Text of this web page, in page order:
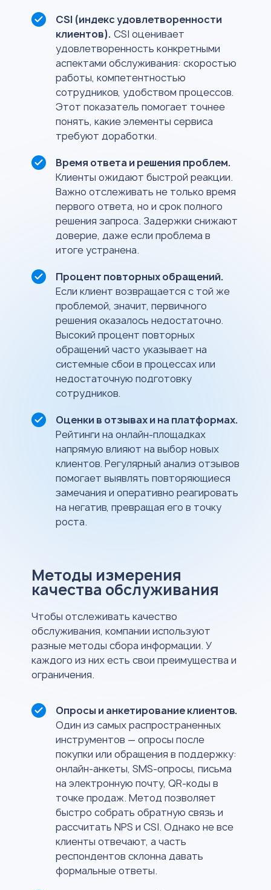
CSI (индекс удовлетворенности
клиентов). CSI оценивает
удовлетворенность конкретными
аспектами обслуживания: скоростью
работы, компетентностью
сотрудников, удобством процессов.
Этот показатель помогает точнее
понять, какие элементы сервиса
требуют доработки.
Время ответа и решения проблем.
Клиенты ожидают быстрой реакции.
Важно отслеживать не только время
первого ответа, но и срок полного
решения запроса. Задержки снижают
доверие, даже если проблема в
итоге устранена.
Процент повторных обращений.
Если клиент возвращается с той же
проблемой, значит, первичного
решения оказалось недостаточно.
Высокий процент повторных
обращений часто указывает на
системные сбои в процессах или
недостаточную подготовку
сотрудников.
Оценки в отзывах и на платформах.
Рейтинги на онлайн-площадках
напрямую влияют на выбор новых
клиентов. Регулярный анализ отзывов
помогает выявлять повторяющиеся
замечания и оперативно реагировать
на негатив, превращая его в точку
роста.
Методы измерения
качества обслуживания
Чтобы отслеживать качество
обслуживания, компании используют
разные методы сбора информации. У
каждого из них есть свои преимущества и
ограничения.
Опросы и анкетирование клиентов.
Один из самых распространенных
инструментов — опросы после
покупки или обращения в поддержку:
онлайн-анкеты, SMS-опросы, письма
на электронную почту, QR-коды в
точке продаж. Метод позволяет
быстро собрать обратную связь и
рассчитать NPS и CSI. Однако не все
клиенты отвечают, а часть
респондентов склонна давать
формальные ответы.